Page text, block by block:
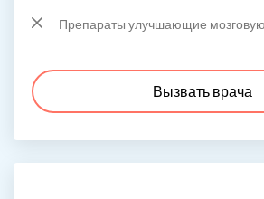
Препараты улучшающие
Вызвать врача